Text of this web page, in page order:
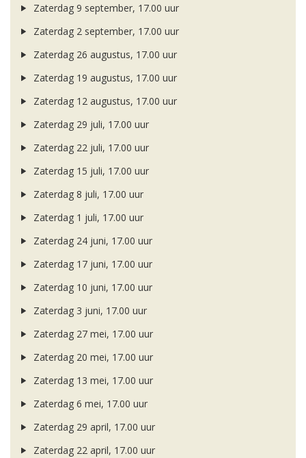
Zaterdag 9 september, 17.00 uur
Zaterdag 2 september, 17.00 uur
Zaterdag 26 augustus, 17.00 uur
Zaterdag 19 augustus, 17.00 uur
Zaterdag 12 augustus, 17.00 uur
Zaterdag 29 juli, 17.00 uur
Zaterdag 22 juli, 17.00 uur
Zaterdag 15 juli, 17.00 uur
Zaterdag 8 juli, 17.00 uur
Zaterdag 1 juli, 17.00 uur
Zaterdag 24 juni, 17.00 uur
Zaterdag 17 juni, 17.00 uur
Zaterdag 10 juni, 17.00 uur
Zaterdag 3 juni, 17.00 uur
Zaterdag 27 mei, 17.00 uur
Zaterdag 20 mei, 17.00 uur
Zaterdag 13 mei, 17.00 uur
Zaterdag 6 mei, 17.00 uur
Zaterdag 29 april, 17.00 uur
Zaterdag 22 april, 17.00 uur